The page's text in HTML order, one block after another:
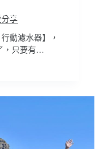
分享
動濾水器】，
，只要有…